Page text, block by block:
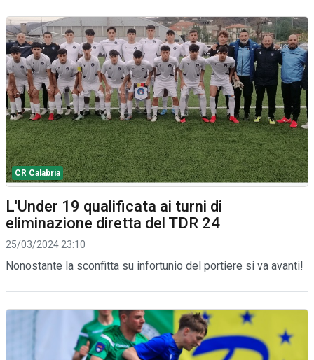
CR Calabria
L'Under 19 qualificata ai turni di
eliminazione diretta del TDR 24
25/03/2024 23:10
Nonostante la sconfitta su infortunio del portiere si va avanti!